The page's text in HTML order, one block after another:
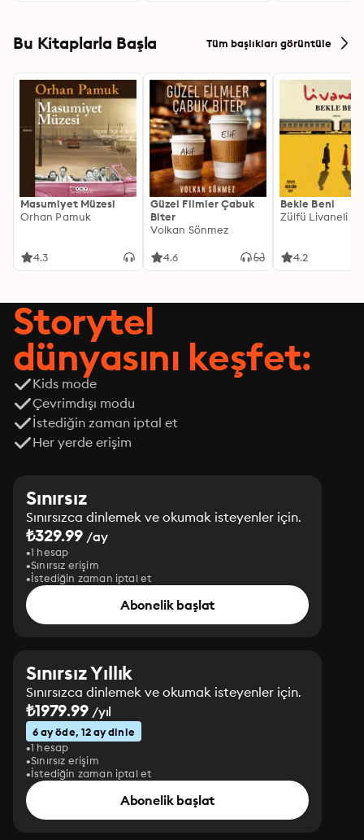
Bu Kitaplarla Başla Tüm başlıkları görüntüle
Masumiyet Müzesi
Orhan Pamuk
4.3
Güzel Filmler Çabuk
Biter
Volkan Sönmez
4.6
Bekle Beni
Zülfü Livaneli
4.2
Storytel
dünyasını keşfet:
Kids mode
Çevrimdışı modu
İstediğin zaman iptal et
Her yerde erişim
Sınırsız
Sınırsızca dinlemek ve okumak isteyenler için.
₺329.99 /ay
1 hesap
Sınırsız erişim
İstediğin zaman iptal et
Abonelik başlat
Sınırsız Yıllık
Sınırsızca dinlemek ve okumak isteyenler için.
₺1979.99/yıl
6 ay öde, 12 ay dinle
1 hesap
Sınırsız erişim
İstediğin zaman iptal et
Abonelik başlat